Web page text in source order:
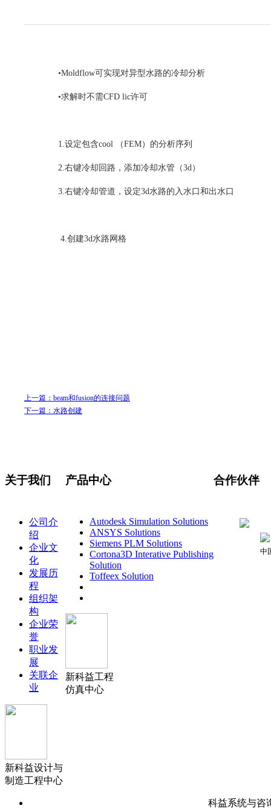
•Moldflow可实现对异型水路的冷却分析
•求解时不需CFD lic许可
1.设定包含cool （FEM）的分析序列
2.右键冷却回路，添加冷却水管（3d）
3.右键冷却管道，设定3d水路的入水口和出水口
4.创建3d水路网格
上一篇：beam和fusion的连接问题
下一篇：水路创建
关于我们
公司介
绍
企业文
化
发展历
程
组织架
构
企业荣
誉
职业发
展
关联企
业
新科益设计与
制造工程中心
产品中心
Autodesk Simulation Solutions
ANSYS Solutions
Siemens PLM Solutions
Cortona3D Interative Publishing
Solution
Toffeex Solution
新科益工程
仿真中心
合作伙伴
中
科益系统与咨